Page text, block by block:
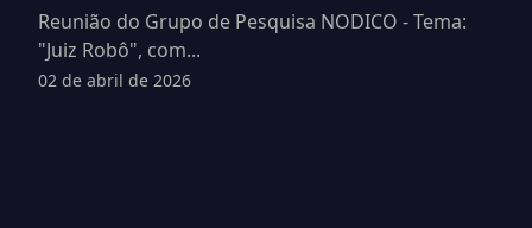
Reunião do Grupo de Pesquisa NODICO - Tema:
"Juiz Robô", com...
02 de abril de 2026